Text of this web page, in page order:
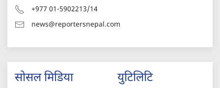
+977 01-5902213/14
news@reportersnepal.com
सोसल मिडिया युटिलिटि